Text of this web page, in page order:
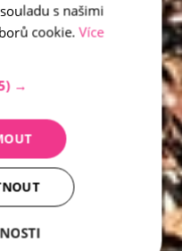
s našimi
cookie. Více
→